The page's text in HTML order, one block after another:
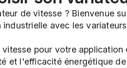
de vitesse ? Bienvenue
avec les
pour votre
et l'efficacité énergétique